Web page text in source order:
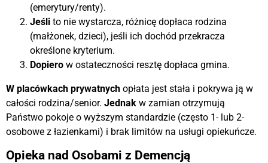
(emerytury/renty).
Jeśli to nie wystarcza, różnicę dopłaca rodzina
(małżonek, dzieci), jeśli ich dochód przekracza
określone kryterium.
Dopiero w ostateczności resztę dopłaca gmina.
W placówkach prywatnych opłata jest stała i pokrywa ją w
całości rodzina/senior. Jednak w zamian otrzymują
Państwo pokoje o wyższym standardzie (często 1- lub 2-
osobowe z łazienkami) i brak limitów na usługi opiekuńcze.
Opieka nad Osobami z Demencją